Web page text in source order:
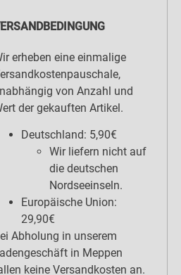
erheben eine einmalige
von Anzahl und
der gekauften Artikel.
Deutschland: 5,90€
Wir liefern nicht auf
die deutschen
Nordseeinseln.
Europäische Union:
29,90€
Abholung in unserem
in Meppen
keine Versandkosten an.